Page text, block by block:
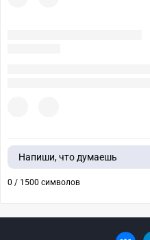
Напиши, что думаешь
0 / 1500 символов